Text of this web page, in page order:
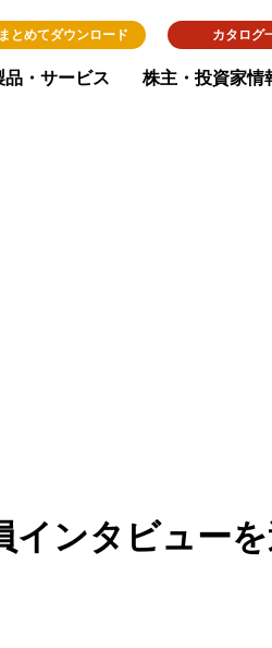
カタログ
まとめてダウンロード
品・サービス 株主・投資家情
インタビュー